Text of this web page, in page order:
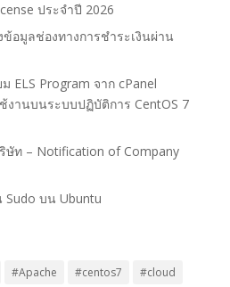
ประจำปี 2026
อมูลช่องทางการชำระเงินผ่าน
ELS Program จาก cPanel
งานบนระบบปฏิบัติการ CentOS 7
ษัท – Notification of Company
Sudo บน Ubuntu
#Apache #centos7
#cloud